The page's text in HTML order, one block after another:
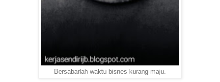
Bersabarlah waktu bisnes kurang maju.